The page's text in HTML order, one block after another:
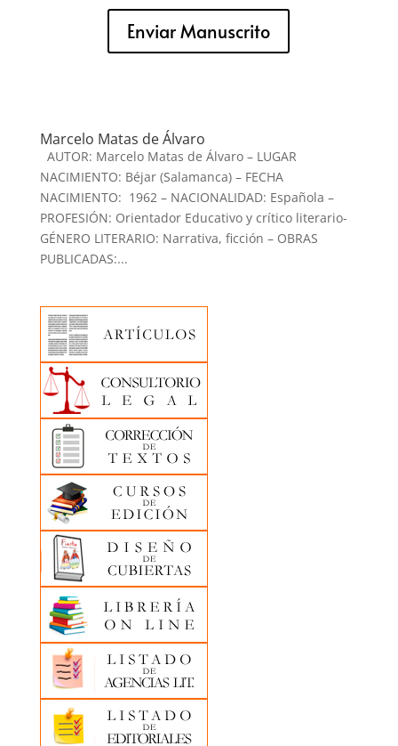
Enviar Manuscrito
Marcelo Matas de Álvaro
AUTOR: Marcelo Matas de Álvaro – LUGAR
NACIMIENTO: Béjar (Salamanca) – FECHA
NACIMIENTO: 1962 – NACIONALIDAD: Española –
PROFESIÓN: Orientador Educativo y crítico literario-
GÉNERO LITERARIO: Narrativa, ficción – OBRAS
PUBLICADAS:...